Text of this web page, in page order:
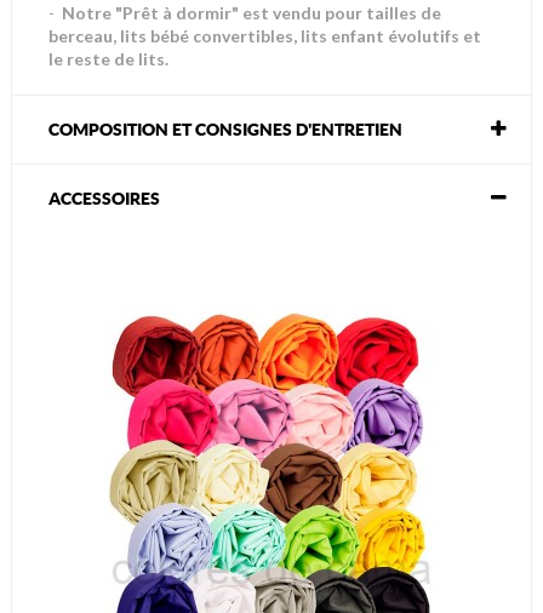
- Notre "Prêt à dormir" est vendu pour tailles de
berceau, lits bébé convertibles, lits enfant évolutifs et
le reste de lits.
COMPOSITION ET CONSIGNES D'ENTRETIEN
ACCESSOIRES